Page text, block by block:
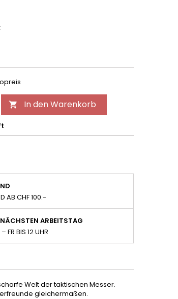
 In den Warenkorb
AB CHF 100.-
ARBEITSTAG
FR BIS 12 UHR
Welt der taktischen Messer.
gleichermaßen.